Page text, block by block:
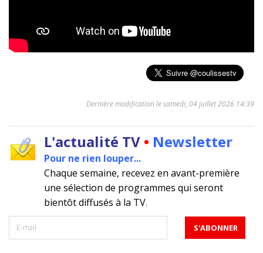
Dernière modification le samedi, 04 juillet 2026 14:39
L'actualité TV • Newsletter
Pour ne rien louper...
Chaque semaine, recevez en avant-première
une sélection de programmes qui seront
bientôt diffusés à la TV.